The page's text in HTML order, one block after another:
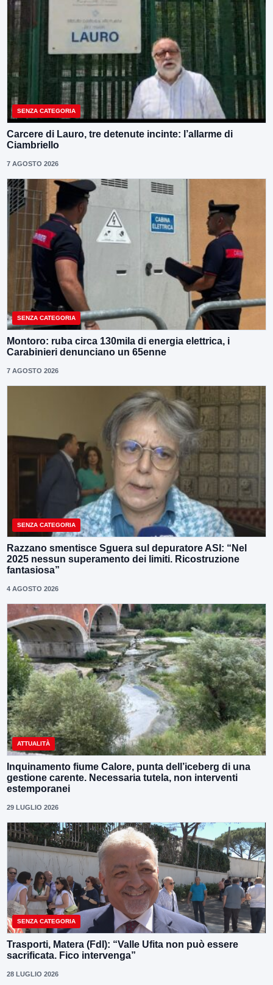
SENZA CATEGORIA
Carcere di Lauro, tre detenute incinte: l’allarme di
Ciambriello
7 AGOSTO 2026
SENZA CATEGORIA
Montoro: ruba circa 130mila di energia elettrica, i
Carabinieri denunciano un 65enne
7 AGOSTO 2026
SENZA CATEGORIA
Razzano smentisce Sguera sul depuratore ASI: “Nel
2025 nessun superamento dei limiti. Ricostruzione
fantasiosa”
4 AGOSTO 2026
ATTUALITÀ
Inquinamento fiume Calore, punta dell’iceberg di una
gestione carente. Necessaria tutela, non interventi
estemporanei
29 LUGLIO 2026
SENZA CATEGORIA
Trasporti, Matera (FdI): “Valle Ufita non può essere
sacrificata. Fico intervenga”
28 LUGLIO 2026